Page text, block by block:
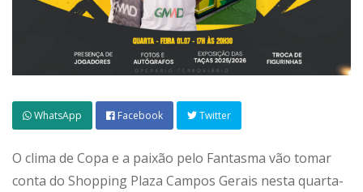
WhatsApp Facebook Twitter
O clima de Copa e a paixão pelo Fantasma vão tomar
conta do Shopping Plaza Campos Gerais nesta quarta-